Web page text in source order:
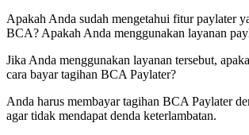
Apakah Anda sudah mengetahui fitur paylater
BCA? Apakah Anda menggunakan layanan
Jika Anda menggunakan layanan tersebut,
cara bayar tagihan BCA Paylater?
Anda harus membayar tagihan BCA Paylater
agar tidak mendapat denda keterlambatan.